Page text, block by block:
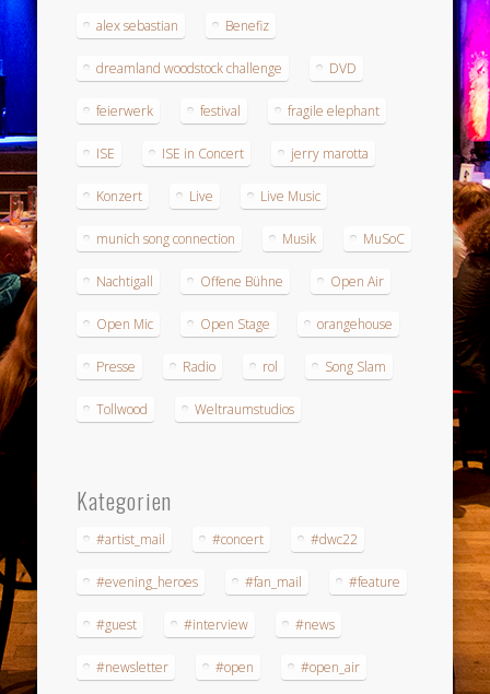
alex sebastian Benefiz
dreamland woodstock challenge DVD
feierwerk festival fragile elephant
ISE ISE in Concert jerry marotta
Konzert Live Live Music
munich song connection Musik MuSoC
Nachtigall Offene Bühne Open Air
Open Mic Open Stage orangehouse
Presse Radio rol Song Slam
Tollwood Weltraumstudios
Kategorien
#artist_mail #concert #dwc22
#evening_heroes #fan_mail #feature
#guest #interview #news
#newsletter #open #open_air